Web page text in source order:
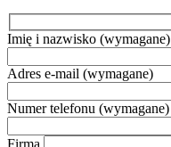
Imię i nazwisko (wymagane)
Adres e-mail (wymagane)
Numer telefonu (wymagane)
Firma